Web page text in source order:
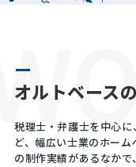
オルトベース
税理士・弁護士を中心
ど、幅広い士業のホーム
の制作実績があるなかで